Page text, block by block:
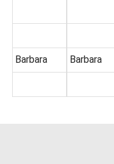
Barbara Barbara